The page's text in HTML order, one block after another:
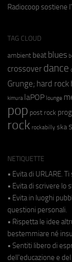
Radiocoop sostiene
TAG CLOUD
ambient beat blues
crossover dance
Grunge; hard rock
kimura laPOP lounge
pop post rock prog
rock rockabilly ska
NETIQUETTE
• Evita di URLARE.
• Evita di scrivere lo
• Evita in luoghi
questioni personali.
• Rispetta le idee
bestemmiare né
• Sentiti libero di
dell'educazione e